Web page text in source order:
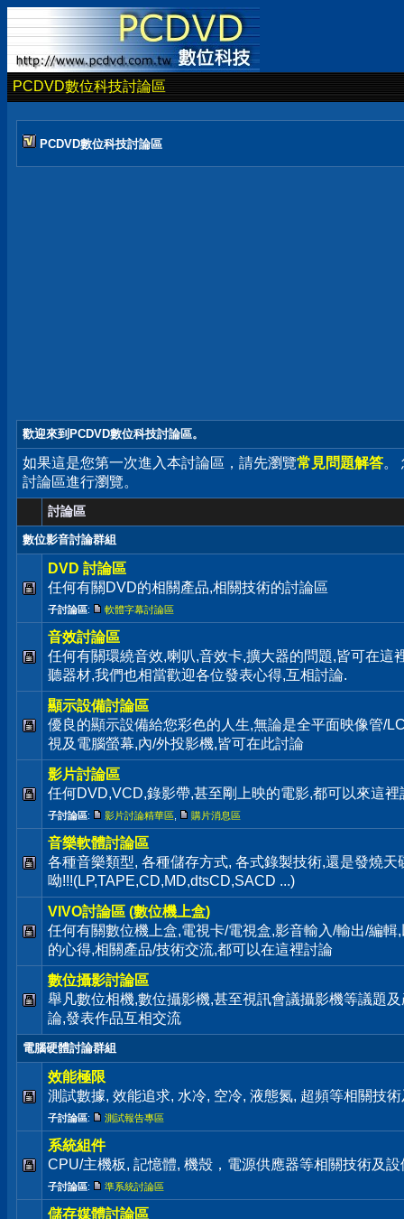
PCDVD數位科技討論區
PCDVD數位科技討論區
歡迎來到PCDVD數位科技討論區。
如果這是您第一次進入本討論區，請先瀏覽常見問題解答。
討論區進行瀏覽。
討論區
數位影音討論群組
DVD 討論區
任何有關DVD的相關產品,相關技術的討論區
子討論區: 軟體字幕討論區
音效討論區
任何有關環繞音效,喇叭,音效卡,擴大器的問題,皆可在這
聽器材,我們也相當歡迎各位發表心得,互相討論.
顯示設備討論區
優良的顯示設備給您彩色的人生,無論是全平面映像管/
視及電腦螢幕,內/外投影機,皆可在此討論
影片討論區
任何DVD,VCD,錄影帶,甚至剛上映的電影,都可以來這裡
子討論區: 影片討論精華區 購片消息區
音樂軟體討論區
各種音樂類型, 各種儲存方式, 各式錄製技術,還是發燒
呦!!!(LP,TAPE,CD,MD,dtsCD,SACD ...)
VIVO討論區 (數位機上盒)
任何有關數位機上盒,電視卡/電視盒,影音輸入/輸出/編輯
的心得,相關產品/技術交流,都可以在這裡討論
數位攝影討論區
舉凡數位相機,數位攝影機,甚至視訊會議攝影機等議題
論,發表作品互相交流
電腦硬體討論群組
效能極限
測試數據, 效能追求, 水冷, 空冷, 液態氮, 超頻等相關技
子討論區: 測試報告專區
系統組件
CPU/主機板, 記憶體, 機殼，電源供應器等相關技術及
子討論區: 準系統討論區
儲存媒體討論區